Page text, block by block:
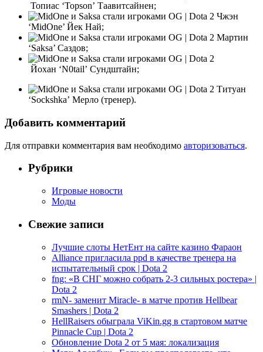
Топиас ‘Topson’ Таавитсайнен;
Чжэн
‘MidOne’ Йек Най;
Мартин
‘Saksa’ Саздов;
Йохан ‘N0tail’ Сундштайн;
Титуан
‘Sockshka’ Мерло (тренер).
Добавить комментарий
Для отправки комментария вам необходимо авторизоваться.
Рубрики
Игровые новости
Моды
Свежие записи
Лучшие слоты НетЕнт на сайте казино Фараон
Alliance пригласила ppd в качестве тренера на
испытательный срок | Dota 2
fng: «В СНГ можно собрать 2-3 сильных ростера» |
Dota 2
rmN- заменит Miracle- в матче против Hellbear
Smashers | Dota 2
HellRaisers обыграла ViKin.gg в стартовом матче
Pinnacle Cup | Dota 2
Обновление Dota 2 от 5 мая: локализация